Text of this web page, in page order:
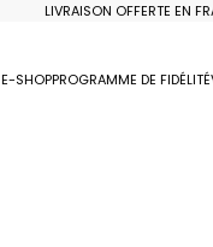
LIVRAISON OFFERTE EN
E-SHOPPROGRAMME DE FIDÉLITÉ